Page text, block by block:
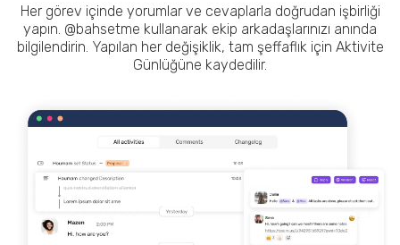
Her görev içinde yorumlar ve cevaplarla doğrudan işbirliği
yapın. @bahsetme kullanarak ekip arkadaşlarınızı anında
bilgilendirin. Yapılan her değişiklik, tam şeffaflık için Aktivite
Günlüğüne kaydedilir.